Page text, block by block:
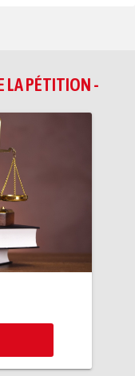
LA PÉTITION -